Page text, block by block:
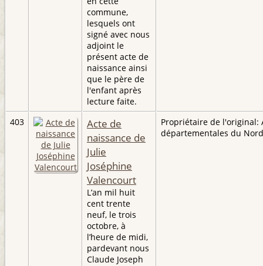
commune,
lesquels ont
signé avec nous
adjoint le
présent acte de
naissance ainsi
que le père de
l'enfant après
lecture faite.
403
Acte de
naissance de
Julie
Joséphine
Valencourt
L’an mil huit
cent trente
neuf, le trois
octobre, à
l’heure de midi,
pardevant nous
Claude Joseph
Propriétaire de l'original:
départementales du Nord